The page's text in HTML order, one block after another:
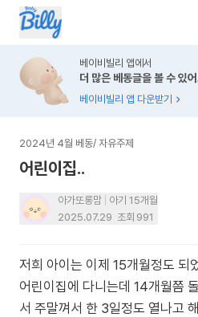
베이비빌리 앱에서
더 많은 베동글을 볼 수 있
베이비빌리 앱 다운받기
2024년 4월 베동/ 자유주제
어린이집..
아가또롱맘
아기 15개월
2025.07.29 조회 991
저희 아이는 이제 15개월정도 되
어린이집에 다니는데 14개월쯤
서 주말껴서 한 3일정도 열나고